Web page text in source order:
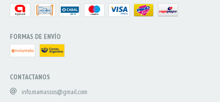
FORMAS DE ENVÍO
CONTACTANOS
info.mamassos@gmail.com